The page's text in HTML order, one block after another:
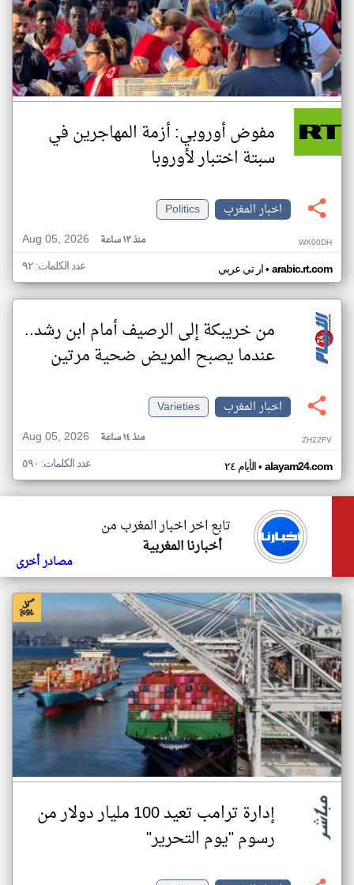
مفوض أوروبي: أزمة المهاجرين في
سبتة اختبار لأوروبا
اخبار المغرب
Politics
Aug 05, 2026
منذ ١٣ ساعة WX00DH
ار تي عربي• arabic.rt.com عدد الكلمات: ٩٢
من خريبكة إلى الرصيف أمام ابن رشد..
عندما يصبح المريض ضحية مرتين
اخبار المغرب
Varieties
Aug 05, 2026
منذ ١٤ ساعة ZH22FV
الأيام ٢٤• alayam24.com عدد الكلمات: ٥٩٠
تابع اخر اخبار المغرب من
أخبارنا المغربية
مصادر أخرى
إدارة ترامب تعيد 100 مليار دولار من
رسوم "يوم التحرير"